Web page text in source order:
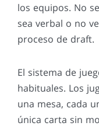
los equipos. No
sea verbal o no
proceso de draft.
El sistema de
habituales. Los
una mesa, cada
única carta sin